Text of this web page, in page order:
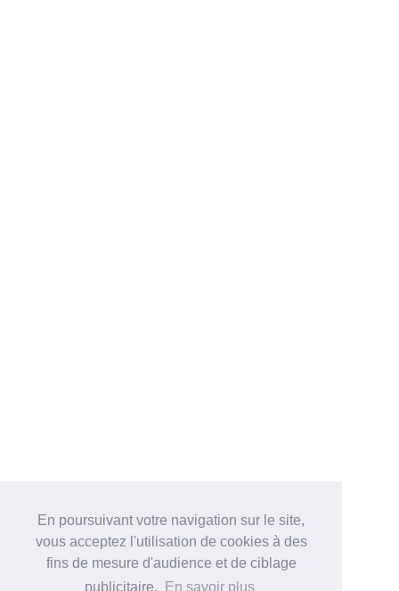
En poursuivant votre navigation sur le site,
vous acceptez l'utilisation de cookies à des
fins de mesure d'audience et de ciblage
publicitaire.
En savoir plus